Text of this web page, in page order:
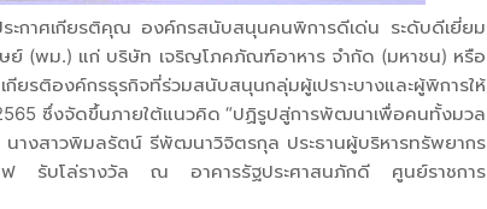
ะกาศเกียรติคุณ องค์กรสนับสนุนคนพิการดีเด่น ระดับดีเยี่ยม
ย์ (พม.) แก่ บริษัท เจริญโภคภัณฑ์อาหาร จำกัด (มหาชน) หรือ
รติองค์กรธุรกิจที่ร่วมสนับสนุนกลุ่มผู้เปราะบางและผู้พิการให้
ซึ่งจัดขึ้นภายใต้แนวคิด “ปฏิรูปสู่การพัฒนาเพื่อคนทั้งมวล
นางสาวพิมลรัตน์ รีพัฒนาวิจิตรกุล ประธานผู้บริหารทรัพยากร
รับโล่รางวัล ณ อาคารรัฐประศาสนภักดี ศูนย์ราชการ